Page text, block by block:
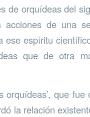
de orquídeas del
de una
espíritu
que de otra
orquídeas’, que
la relación